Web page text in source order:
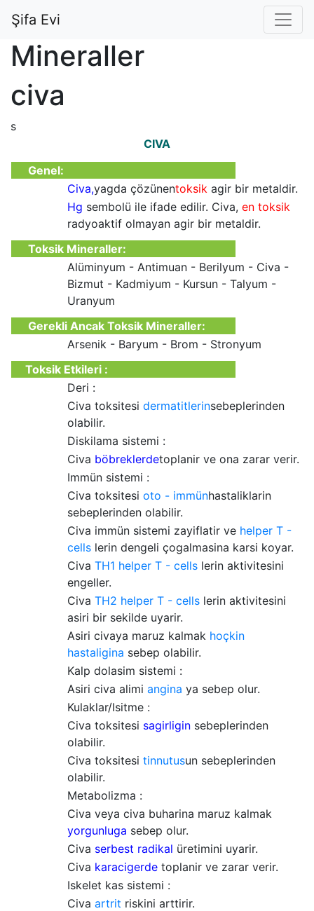
Şifa Evi
Mineraller
civa
s
CIVA
Genel:
Civa,yagda çözünentoksik agir bir metaldir.
Hg sembolü ile ifade edilir. Civa, en toksik
radyoaktif olmayan agir bir metaldir.
Toksik Mineraller:
Alüminyum - Antimuan - Berilyum - Civa -
Bizmut - Kadmiyum - Kursun - Talyum -
Uranyum
Gerekli Ancak Toksik Mineraller:
Arsenik - Baryum - Brom - Stronyum
Toksik Etkileri :
Deri :
Civa toksitesi dermatitlerinsebeplerinden
olabilir.
Diskilama sistemi :
Civa böbreklerdetoplanir ve ona zarar verir.
Immün sistemi :
Civa toksitesi oto - immünhastaliklarin
sebeplerinden olabilir.
Civa immün sistemi zayiflatir ve helper T -
cells lerin dengeli çogalmasina karsi koyar.
Civa TH1 helper T - cells lerin aktivitesini
engeller.
Civa TH2 helper T - cells lerin aktivitesini
asiri bir sekilde uyarir.
Asiri civaya maruz kalmak hoçkin
hastaligina sebep olabilir.
Kalp dolasim sistemi :
Asiri civa alimi angina ya sebep olur.
Kulaklar/Isitme :
Civa toksitesi sagirligin sebeplerinden
olabilir.
Civa toksitesi tinnutusun sebeplerinden
olabilir.
Metabolizma :
Civa veya civa buharina maruz kalmak
yorgunluga sebep olur.
Civa serbest radikal üretimini uyarir.
Civa karacigerde toplanir ve zarar verir.
Iskelet kas sistemi :
Civa artrit riskini arttirir.